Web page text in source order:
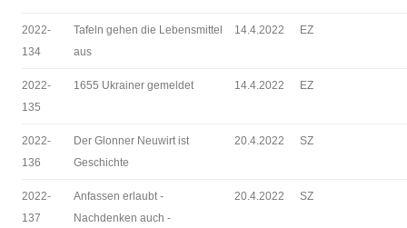
2022-
134
Tafeln gehen die Lebensmittel
aus
14.4.2022 EZ
2022-
135
1655 Ukrainer gemeldet 14.4.2022 EZ
2022-
136
Der Glonner Neuwirt ist
Geschichte
20.4.2022 SZ
2022-
137
Anfassen erlaubt -
Nachdenken auch -
20.4.2022 SZ